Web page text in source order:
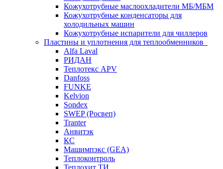
Кожухотрубные маслоохладители МБ/МБМ
Кожухотрубные конденсаторы для
холодильных машин
Кожухотрубные испарители для чиллеров
Пластины и уплотнения для теплообменников
Alfa Laval
РИДАН
Теплотекс APV
Danfoss
FUNKE
Kelvion
Sondex
SWEP (Росвеп)
Tranter
Анвитэк
КС
Машимпэкс (GEA)
Теплоконтроль
Теплохит ТИ